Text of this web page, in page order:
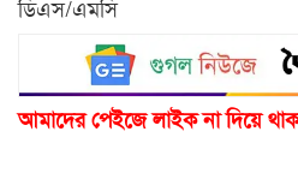
ডিএস/এমসি
আমাদের পেইজে লাইক না দিয়ে